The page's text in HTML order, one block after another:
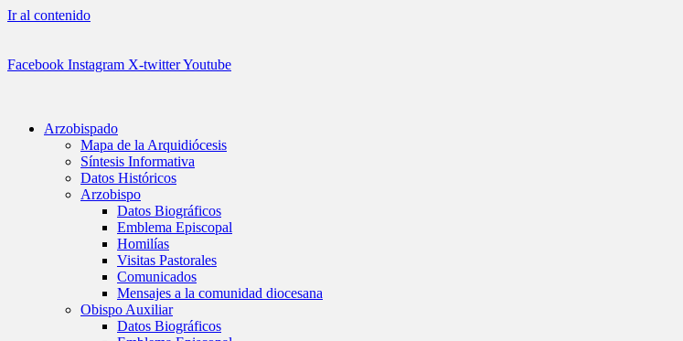
Ir al contenido
Facebook Instagram X-twitterYoutube
Arzobispado
Mapa de la Arquidiócesis
Síntesis Informativa
Datos Históricos
Arzobispo
Datos Biográficos
Emblema Episcopal
Homilías
Visitas Pastorales
Comunicados
Mensajes a la comunidad diocesana
Obispo Auxiliar
Datos Biográficos